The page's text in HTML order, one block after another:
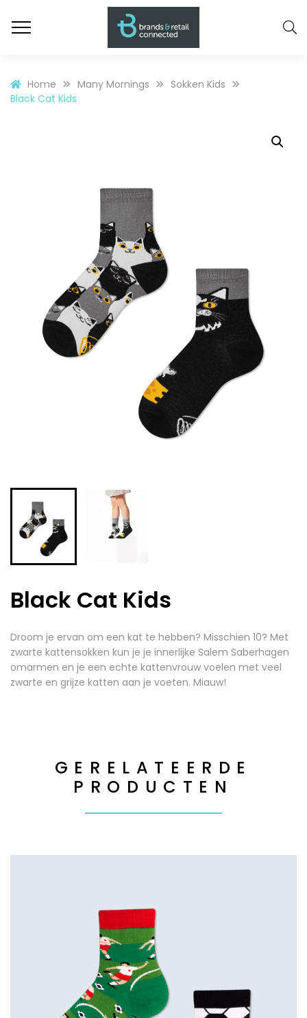
Home Many Mornings
Sokken Kids
Black Cat Kids
Black Cat Kids
Droom je ervan om een kat te hebben? Misschien 10? Met
zwarte kattensokken kun je je innerlijke Salem Saberhagen
omarmen en je een echte kattenvrouw voelen met veel
zwarte en grijze katten aan je voeten. Miauw!
GERELATEERDE
PRODUCTEN